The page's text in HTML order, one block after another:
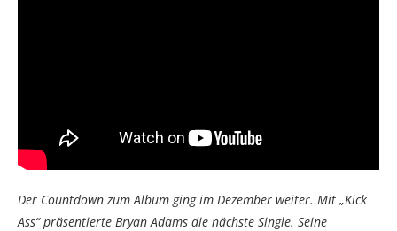
Der Countdown zum Album ging im Dezember weiter. Mit „Kick
Ass“ präsentierte Bryan Adams die nächste Single. Seine